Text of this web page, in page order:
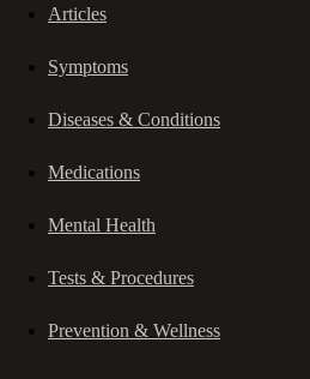
Articles
Symptoms
Diseases & Conditions
Medications
Mental Health
Tests & Procedures
Prevention & Wellness